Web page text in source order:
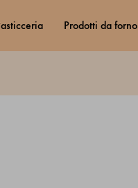
pasticceria prodotti da forno